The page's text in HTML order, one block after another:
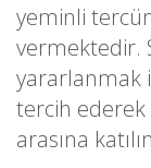
yeminli
vermektedir.
yararlanmak
tercih
arasına